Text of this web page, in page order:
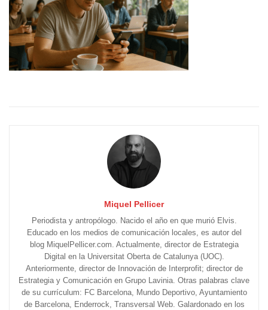
Miquel Pellicer
Periodista y antropólogo. Nacido el año en que murió Elvis.
Educado en los medios de comunicación locales, es autor del
blog MiquelPellicer.com. Actualmente, director de Estrategia
Digital en la Universitat Oberta de Catalunya (UOC).
Anteriormente, director de Innovación de Interprofit; director de
Estrategia y Comunicación en Grupo Lavinia. Otras palabras clave
de su currículum: FC Barcelona, Mundo Deportivo, Ayuntamiento
de Barcelona, Enderrock, Transversal Web. Galardonado en los